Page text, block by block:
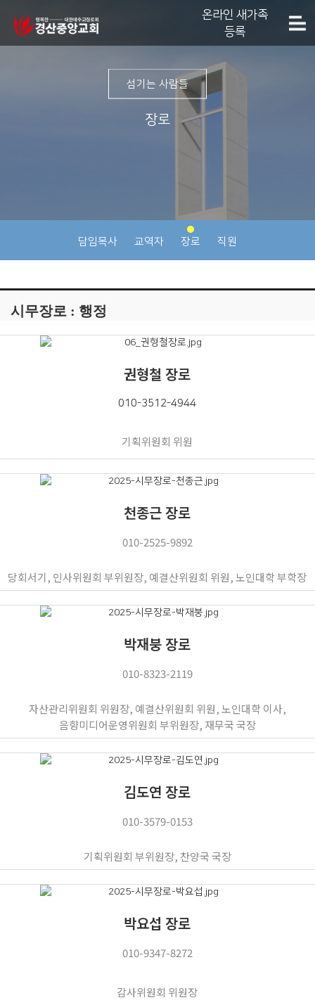
온라인 새가족
등록
섬기는 사람들
장로
담임목사 교역자 장로 직원
시무장로 : 행정
권형철 장로
010-3512-4944
기획위원회 위원
천종근 장로
010-2525-9892
당회서기, 인사위원회 부위원장, 예결산위원회 위원, 노인대학 부학장
박재붕 장로
010-8323-2119
자산관리위원회 위원장, 예결산위원회 위원, 노인대학 이사,
음향미디어운영위원회 부위원장, 재무국 국장
김도연 장로
010-3579-0153
기획위원회 부위원장, 찬양국 국장
박요섭 장로
010-9347-8272
감사위원회 위원장